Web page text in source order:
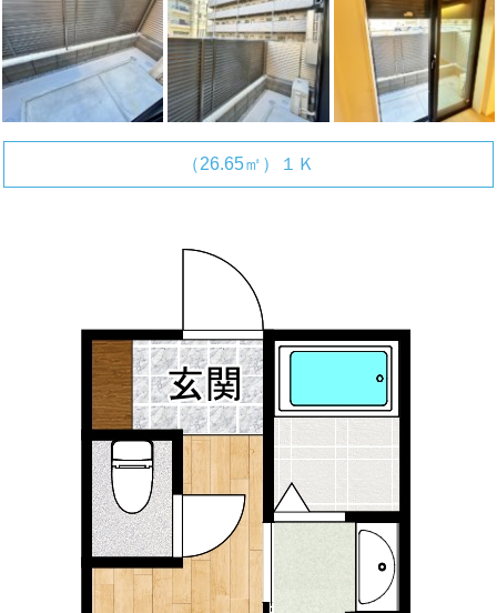
（26.65㎡）１Ｋ